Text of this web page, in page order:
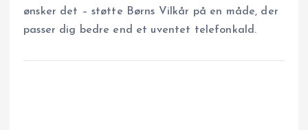
ønsker det – støtte Børns Vilkår på en måde, der
passer dig bedre end et uventet telefonkald.